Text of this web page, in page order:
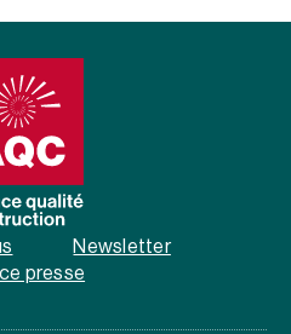
Newsletter
presse